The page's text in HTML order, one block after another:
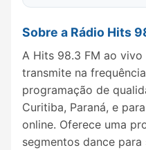
Sobre a Rádio Hits
A Hits 98.3 FM ao
transmite na
programação de
Curitiba, Paraná, e
online. Oferece uma
segmentos dance para